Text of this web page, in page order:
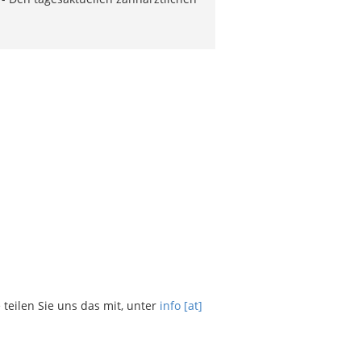
Sie uns das mit, unter info [at]